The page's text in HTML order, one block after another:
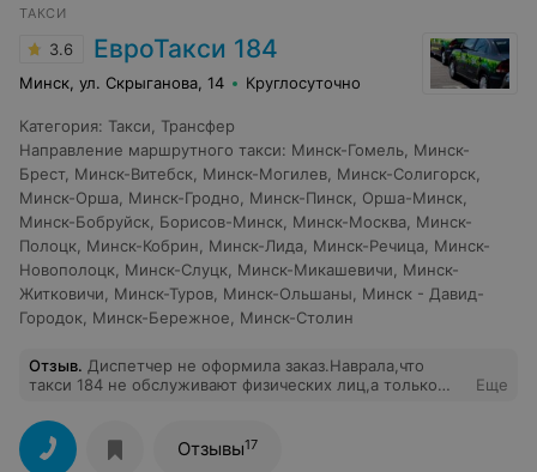
ТАКСИ
3.6 ЕвроТакси 184
Минск, ул. Скрыганова, 14 Круглосуточно
Категория: Такси
Трансфер
Направление маршрутного такси: Минск-Гомель Минск-
Брест, Минск-Витебск Минск-Могилев Минск-Солигорск
Минск-Орша Минск-Гродно Минск-Пинск Орша-Минск
Минск-Бобруйск Борисов-Минск Минск-Москва Минск-
Полоцк Минск-Кобрин Минск-Лида Минск-Речица Минск-
Новополоцк Минск-Слуцк Минск-Микашевичи
Минск-
Житковичи
Минск-Туров Минск-Ольшаны
Минск - Давид-
Городок Минск-Бережное Минск-Столин
Отзыв. Диспетчер не оформила заказ.Наврала,что
такси 184 не обслуживают физических лиц,а только
трубку.
Еще
Отзывы17